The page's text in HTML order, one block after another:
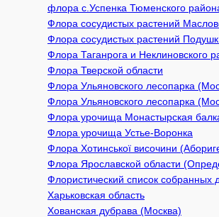
флора с.Успенка Тюменского
Флора сосудистых растений
Флора сосудистых растений
Флора Таганрога и Неклиновского
Флора Тверской области
Флора Ульяновского лесопарка
Флора Ульяновского лесопарка
Флора урочища Монастырская
Флора урочища Устье-Воронка
Флора Хотинської височини
Флора Ярославской области
Флористический список собранных
Харьковская область
Хованская дубрава (Москва)